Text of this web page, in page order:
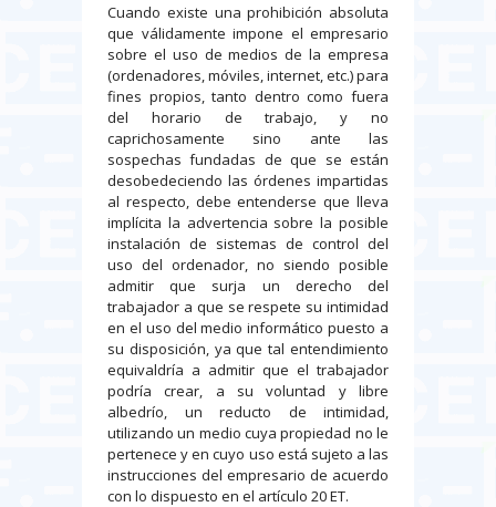
Cuando existe una prohibición absoluta
que válidamente impone el empresario
sobre el uso de medios de la empresa
(ordenadores, móviles, internet, etc.) para
fines propios, tanto dentro como fuera
del horario de trabajo, y no
caprichosamente sino ante las
sospechas fundadas de que se están
desobedeciendo las órdenes impartidas
al respecto, debe entenderse que lleva
implícita la advertencia sobre la posible
instalación de sistemas de control del
uso del ordenador, no siendo posible
admitir que surja un derecho del
trabajador a que se respete su intimidad
en el uso del medio informático puesto a
su disposición, ya que tal entendimiento
equivaldría a admitir que el trabajador
podría crear, a su voluntad y libre
albedrío, un reducto de intimidad,
utilizando un medio cuya propiedad no le
pertenece y en cuyo uso está sujeto a las
instrucciones del empresario de acuerdo
con lo dispuesto en el artículo 20 ET.